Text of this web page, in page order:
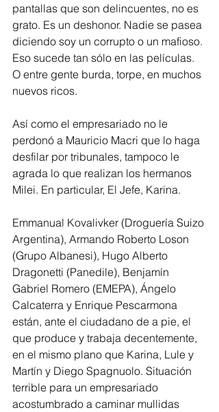
pantallas que son delincuentes, no es
grato. Es un deshonor. Nadie se pasea
diciendo soy un corrupto o un mafioso.
Eso sucede tan sólo en las películas.
O entre gente burda, torpe, en muchos
nuevos ricos.
Así como el empresariado no le
perdonó a Mauricio Macri que lo haga
desfilar por tribunales, tampoco le
agrada lo que realizan los hermanos
Milei. En particular, El Jefe, Karina.
Emmanual Kovalivker (Droguería Suizo
Argentina), Armando Roberto Loson
(Grupo Albanesi), Hugo Alberto
Dragonetti (Panedile), Benjamín
Gabriel Romero (EMEPA), Ángelo
Calcaterra y Enrique Pescarmona
están, ante el ciudadano de a pie, el
que produce y trabaja decentemente,
en el mismo plano que Karina, Lule y
Martín y Diego Spagnuolo. Situación
terrible para un empresariado
acostumbrado a caminar mullidas